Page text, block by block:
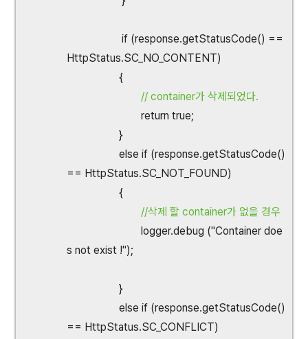
if (response.getStatusCode() ==
HttpStatus.SC_NO_CONTENT)
{
// container가 삭제되었다.
return true;
}
else if (response.getStatusCode()
== HttpStatus.SC_NOT_FOUND)
{
//삭제 할 container가 없을 경우
logger.debug ("Container doe
s not exist !");
}
else if (response.getStatusCode()
== HttpStatus.SC_CONFLICT)